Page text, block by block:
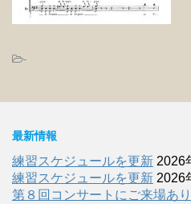
-
最新情報
練習スケジュールを更新 2026
練習スケジュールを更新 2026
第８回コンサートにご来場あ